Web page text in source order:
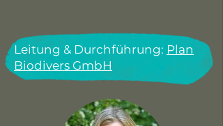
Leitung & Durchführung: Plan
Biodivers GmbH